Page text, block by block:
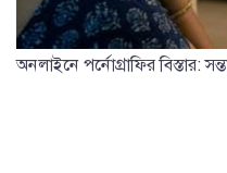
অনলাইনে পর্নোগ্রাফির বিস্তার: